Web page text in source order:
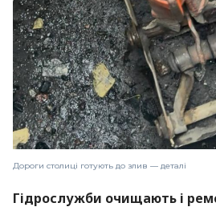
Дороги столиці готують до злив — деталі
Гідрослужби очищають і